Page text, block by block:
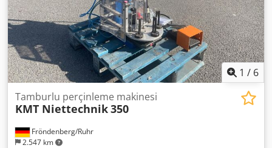
1 / 6
Fröndenberg/Ruhr
2.547 km
Tamburlu perçinleme makinesi
KMT Niettechnik350